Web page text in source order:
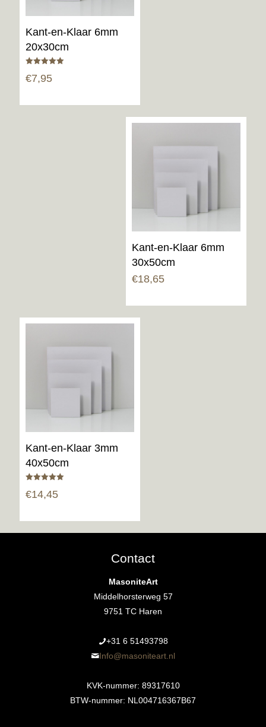
Kant-en-Klaar 6mm
20x30cm
5.00
uit 5
€7,95
Kant-en-Klaar 6mm
30x50cm
€18,65
Kant-en-Klaar 3mm
40x50cm
5.00
€14,45
Contact
MasoniteArt
Middelhorsterweg 57
9751 TC Haren
+31 6 51493798‬
Info@masoniteart.nl
KVK-nummer: 89317610
BTW-nummer: NL004716367B67